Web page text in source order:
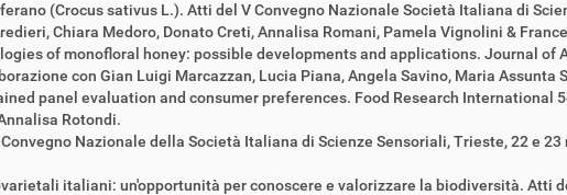
(Crocus sativus L.). Atti del V Convegno Nazionale Società Italiana di
Chiara Medoro, Donato Creti, Annalisa Romani, Pamela Vignolini &
of monofloral honey: possible developments and applications. Journal of
con Gian Luigi Marcazzan, Lucia Piana, Angela Savino, Maria Assunta
panel evaluation and consumer preferences. Food Research International
Rotondi.
Nazionale della Società Italiana di Scienze Sensoriali, Trieste, 22 e
italiani: un'opportunità per conoscere e valorizzare la biodiversità. Atti